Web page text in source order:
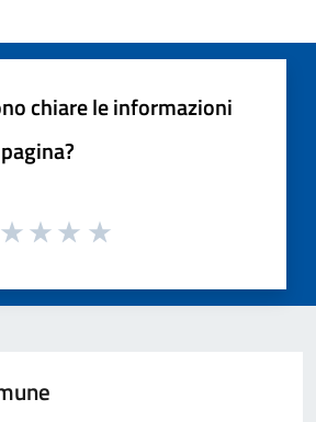
chiare le informazioni